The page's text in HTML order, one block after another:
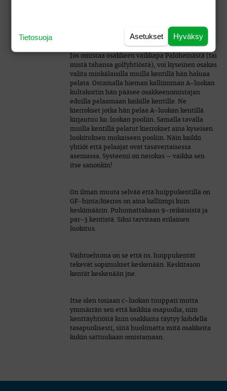
Jos omistaa osakkeen vaikkapa Paloheinästä (tai
mistä tahansa golfyhtiöstä), voi kyseinen osakas
valita minkälaisilla muilla kentillä hän haluaa
pelata. Ostamalla hieman kalliimman A-luokan
kultakortin hän pääsee osakkeenomistajan
eduilla pelaamaan kaikille kentille. Ne
kierrokset jotka hän pelaa A-luokan kentillä
kirjautuu ko. luokan pooliin. Samalla tavalla
muilla kentillä pelatut kierrokset aina kyseisen
luokituksen mukaiseen pooliin. Näin kaikki
yhtiöt että pelaajat ovat tasavertaisessa
asemassa. Systeemi on nerokas – vaikka sen
itse sanonkin!
On ilman muuta selvää että huippukentillä on
GF-hinta/kierros on aina kalliimpi kuin
keskimäärin. Puhumattakaan 9-reikäisistä ja
par-3 kentistä. Siksi tarvitaan erilainen
luokitus.
Vaihtoehtona on se että ns. huippukentät
tekevät sopimukset keskenään. Keskitason
kentät keskenään jne.
Itse olen tosiaan c-luokan tuuppari mutta
ymmärrän sen että kaikkia osapuolia, niin
kenttäyhtiöitä kuin osakkaita täytyy kohdella
tasapuolisesti, siitä huolimatta mitä osakkeita
kukin sattuukaan omistamaan.
Hyväksy
Asetukset
Tietosuoja